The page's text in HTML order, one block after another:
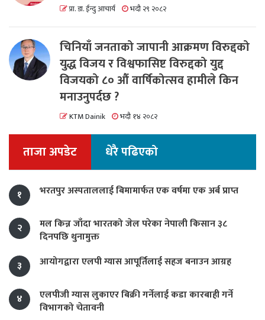
प्रा. डा. ईन्दु आचार्य भदौ २९ २०८२
चिनियाँ जनताको जापानी आक्रमण विरुद्दको
युद्ध विजय र विश्वफासिष्ट विरुद्दको युद्द
विजयको ८० औं वार्षिकोत्सव हामीले किन
मनाउनुपर्दछ ?
KTM Dainik भदौ १४ २०८२
ताजा अपडेट धेरै पढिएको
१ भरतपुर अस्पताललाई बिमामार्फत एक वर्षमा एक अर्ब प्राप्त
२
मल किन्न जाँदा भारतको जेल परेका नेपाली किसान ३८
दिनपछि थुनामुक्त
३
आयोगद्वारा एलपी ग्यास आपूर्तिलाई सहज बनाउन आग्रह
४
एलपीजी ग्यास लुकाएर बिक्री गर्नेलाई कडा कारबाही गर्ने
विभागको चेतावनी